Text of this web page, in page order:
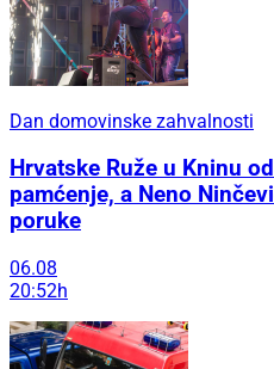
Dan domovinske zahvalnosti
Hrvatske Ruže u Kninu
pamćenje, a Neno
poruke
06.08
20:52h